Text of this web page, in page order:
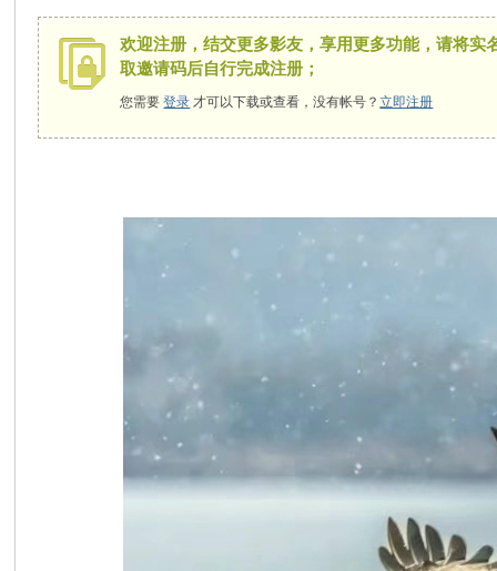
欢迎注册，结交更多影友，享用更多功能，请将实
取邀请码后自行完成注册；
您需要登录 才可以下载或查看，没有帐号？立即注册